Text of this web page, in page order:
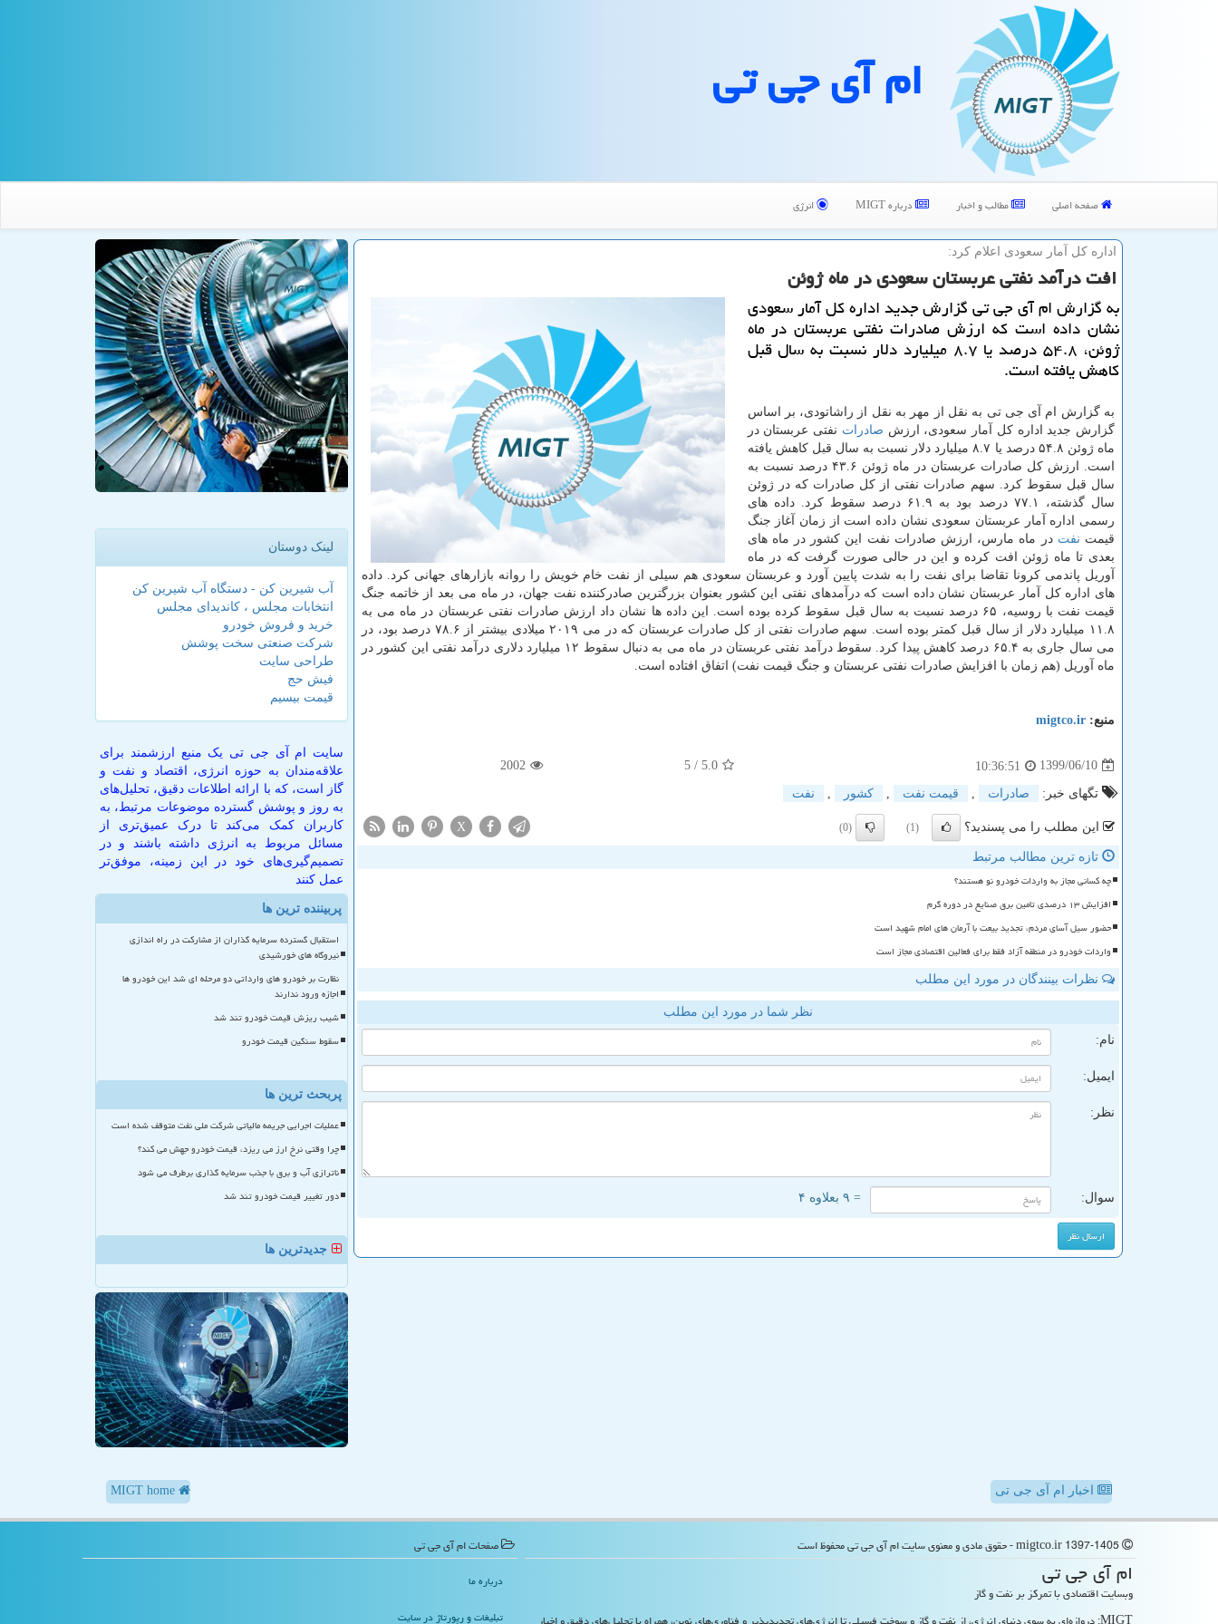
ام آی جی تی
صفحه اصلی مطالب و اخبار درباره MIGT انرژی
اداره كل آمار سعودی اعلام كرد:
افت درآمد نفتی عربستان سعودی در ماه ژوئن
به گزارش ام آی جی تی گزارش جدید اداره كل آمار سعودی
نشان داده است كه ارزش صادرات نفتی عربستان در ماه
ژوئن، ۵۴.۸ درصد یا ۸.۷ میلیارد دلار نسبت به سال قبل
كاهش یافته است.
به گزارش ام آی جی تی به نقل از مهر به نقل از راشاتودی، بر اساس
گزارش جدید اداره کل آمار سعودی، ارزش صادرات نفتی عربستان در
ماه ژوئن ۵۴.۸ درصد یا ۸.۷ میلیارد دلار نسبت به سال قبل کاهش یافته
است. ارزش کل صادرات عربستان در ماه ژوئن ۴۳.۶ درصد نسبت به
سال قبل سقوط کرد. سهم صادرات نفتی از کل صادرات که در ژوئن
سال گذشته، ۷۷.۱ درصد بود به ۶۱.۹ درصد سقوط کرد. داده های
رسمی اداره آمار عربستان سعودی نشان داده است از زمان آغاز جنگ
قیمت نفت در ماه مارس، ارزش صادرات نفت این کشور در ماه های
بعدی تا ماه ژوئن افت کرده و این در حالی صورت گرفت که در ماه
آوریل پاندمی کرونا تقاضا برای نفت را به شدت پایین آورد و عربستان سعودی هم سیلی از نفت خام خویش را روانه بازارهای جهانی کرد. داده
های اداره کل آمار عربستان نشان داده است که درآمدهای نفتی این کشور بعنوان بزرگترین صادرکننده نفت جهان، در ماه می بعد از خاتمه جنگ
قیمت نفت با روسیه، ۶۵ درصد نسبت به سال قبل سقوط کرده بوده است. این داده ها نشان داد ارزش صادرات نفتی عربستان در ماه می به
۱۱.۸ میلیارد دلار از سال قبل کمتر بوده است. سهم صادرات نفتی از کل صادرات عربستان که در می ۲۰۱۹ میلادی بیشتر از ۷۸.۶ درصد بود، در
می سال جاری به ۶۵.۴ درصد کاهش پیدا کرد. سقوط درآمد نفتی عربستان در ماه می به دنبال سقوط ۱۲ میلیارد دلاری درآمد نفتی این کشور در
ماه آوریل (هم زمان با افزایش صادرات نفتی عربستان و جنگ قیمت نفت) اتفاق افتاده است.
منبع: migtco.ir
1399/06/10
10:36:51
5.0
/ 5
2002
تگهای خبر: صادرات قیمت نفت كشور نفت
این مطلب را می پسندید؟ (1)
(0)
X
تازه ترین مطالب مرتبط
چه کسانی مجاز به واردات خودرو نو هستند؟
افزایش ۱۳ درصدی تامین برق صنایع در دوره گرم
حضور سیل آسای مردم، تجدید بیعت با آرمان های امام شهید است
واردات خودرو در منطقه آزاد فقط برای فعالین اقتصادی مجاز است
نظرات بینندگان در مورد این مطلب
نظر شما در مورد این مطلب
نام:
ایمیل:
نظر:
سوال: = ۹ بعلاوه ۴
لینک دوستان
آب شیرین کن - دستگاه آب شیرین کن
انتخابات مجلس ، کاندیدای مجلس
خرید و فروش خودرو
شرکت صنعتی سخت پوشش
طراحی سایت
فیش حج
قیمت بیسیم
سایت ام آی جی تی یک منبع ارزشمند برای
علاقه‌مندان به حوزه انرژی، اقتصاد و نفت و
گاز است، که با ارائه اطلاعات دقیق، تحلیل‌های
به روز و پوشش گسترده موضوعات مرتبط، به
کاربران کمک می‌کند تا درک عمیق‌تری از
مسائل مربوط به انرژی داشته باشند و در
تصمیم‌گیری‌های خود در این زمینه، موفق‌تر
عمل کنند
پربیننده ترین ها
استقبال گسترده سرمایه گذاران از مشارکت در راه اندازی
نیروگاه های خورشیدی
نظارت بر خودرو های وارداتی دو مرحله ای شد این خودرو ها
اجازه ورود ندارند
شیب ریزش قیمت خودرو تند شد
سقوط سنگین قیمت خودرو
پربحث ترین ها
عملیات اجرایی جریمه مالیاتی شرکت ملی نفت متوقف شده است
چرا وقتی نرخ ارز می ریزد، قیمت خودرو جهش می کند؟
ناترازی آب و برق با جذب سرمایه گذاری برطرف می شود
دور تغییر قیمت خودرو تند شد
جدیدترین ها
اخبار ام آی جی تی
ام آی جی تی
وبسایت اقتصادی با تمرکز بر نفت و گاز
صفحات ام آی جی تی
درباره ما
تبلیغات و رپورتاژ در سایت